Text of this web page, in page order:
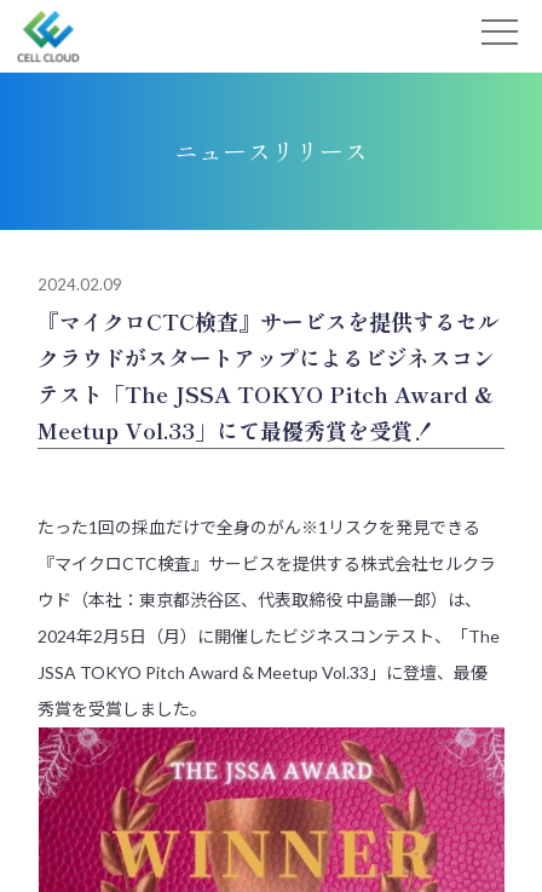
ニュースリリース
2024.02.09
『マイクロCTC検査』サービスを提供するセル
クラウドがスタートアップによるビジネスコン
テスト「The JSSA TOKYO Pitch Award &
Meetup Vol.33」にて最優秀賞を受賞！
たった1回の採血だけで全身のがん※1リスクを発見できる
『マイクロCTC検査』サービスを提供する株式会社セルクラ
ウド（本社：東京都渋谷区、代表取締役 中島謙一郎）は、
2024年2月5日（月）に開催したビジネスコンテスト、「The
JSSA TOKYO Pitch Award & Meetup Vol.33」に登壇、最優
秀賞を受賞しました。